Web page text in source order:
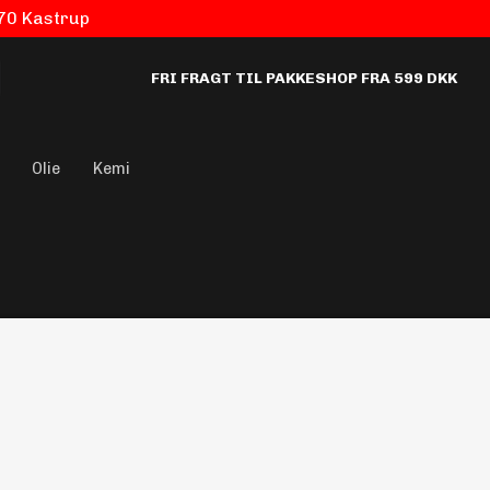
Kastrup
FRI FRAGT TIL PAKKESHOP FRA 599 DKK
Olie Kemi